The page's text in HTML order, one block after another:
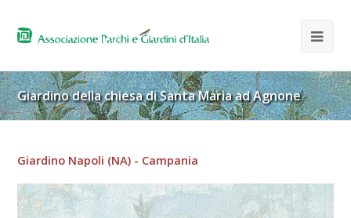
Giardino della chiesa di Santa Maria ad Agnone
Giardino Napoli (NA) - Campania